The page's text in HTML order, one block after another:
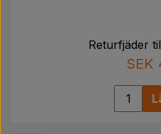
Returfjäder
SEK